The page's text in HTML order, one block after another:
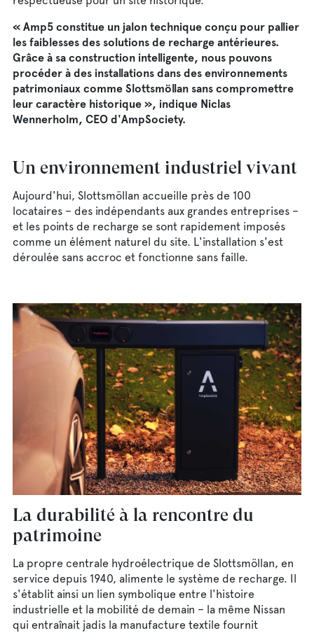
« Amp5 constitue un jalon technique conçu pour pallier
les faiblesses des solutions de recharge antérieures.
Grâce à sa construction intelligente, nous pouvons
procéder à des installations dans des environnements
patrimoniaux comme Slottsmöllan sans compromettre
leur caractère historique », indique Niclas
Wennerholm, CEO d'AmpSociety.
Un environnement industriel vivant
Aujourd'hui, Slottsmöllan accueille près de 100
locataires – des indépendants aux grandes entreprises –
et les points de recharge se sont rapidement imposés
comme un élément naturel du site. L'installation s'est
déroulée sans accroc et fonctionne sans faille.
La durabilité à la rencontre du
patrimoine
La propre centrale hydroélectrique de Slottsmöllan, en
service depuis 1940, alimente le système de recharge. Il
s'établit ainsi un lien symbolique entre l'histoire
industrielle et la mobilité de demain – la même Nissan
qui entraînait jadis la manufacture textile fournit